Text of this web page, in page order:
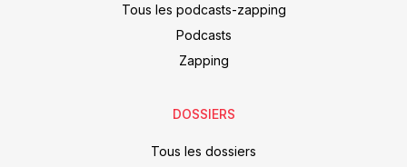
Tous les podcasts-zapping
Podcasts
Zapping
DOSSIERS
Tous les dossiers